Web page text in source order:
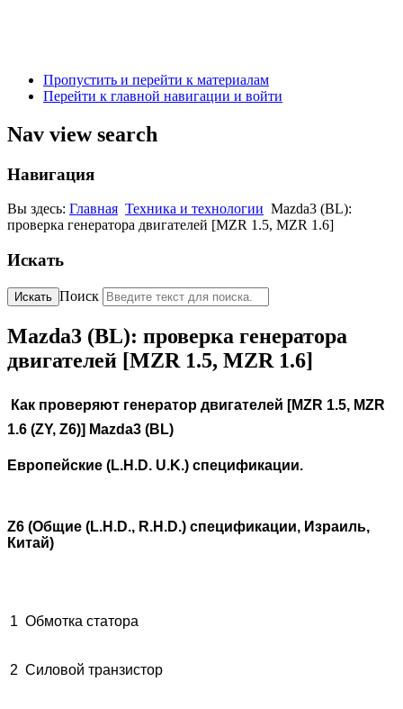
Пропустить и перейти к материалам
Перейти к главной навигации и войти
Nav view search
Навигация
Вы здесь: Главная Техника и технологии Mazda3 (BL):
проверка генератора двигателей [MZR 1.5, MZR 1.6]
Искать
Искать Поиск
Mazda3 (BL): проверка генератора
двигателей [MZR 1.5, MZR 1.6]
Как проверяют генератор двигателей [MZR 1.5, MZR
1.6 (ZY, Z6)] Mazda3 (BL)
Европейские (L.H.D. U.K.) спецификации.
Z6 (Общие (L.H.D., R.H.D.) спецификации, Израиль,
Китай)
1 Обмотка статора
2 Силовой транзистор